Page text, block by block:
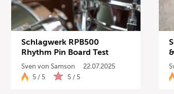
DJ
Drums
Keyboard
Schlagwerk RPB500
Rhythm Pin Board Test
Sven von Samson
22.07.2025
5 / 5
5 / 5